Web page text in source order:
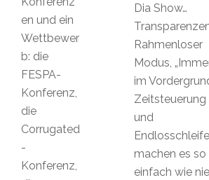
Dia Show…
Rahmenloser
Modus,
im
Zeitsteuerung
und
Endlosschleife
machen es so
einfach wie
en und ein
Wettbewer
b: die
FESPA-
Konferenz,
die
Corrugated
-
Konferenz,